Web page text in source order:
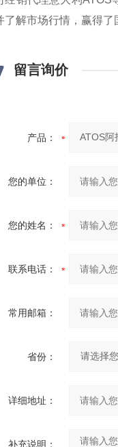
了解市场行情，赢得了
留言询价
产品：
您的单位：
您的姓名：
联系电话：
常用邮箱：
省份：
详细地址：
补充说明：